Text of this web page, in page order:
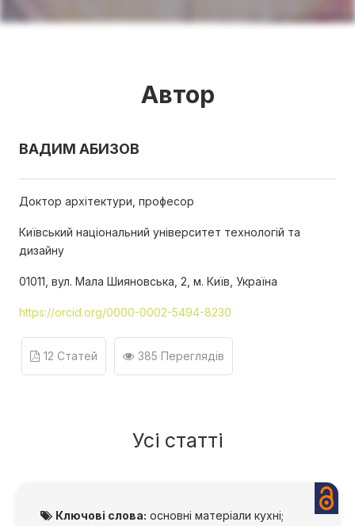
Автор
ВАДИМ АБИЗОВ
Доктор архітектури, професор
Київський національний університет технологій та
дизайну
01011, вул. Мала Шияновська, 2, м. Київ, Україна
https://orcid.org/0000-0002-5494-8230
12 Статей 385 Переглядів
Усі статті
Ключові слова: основні матеріали кухні;